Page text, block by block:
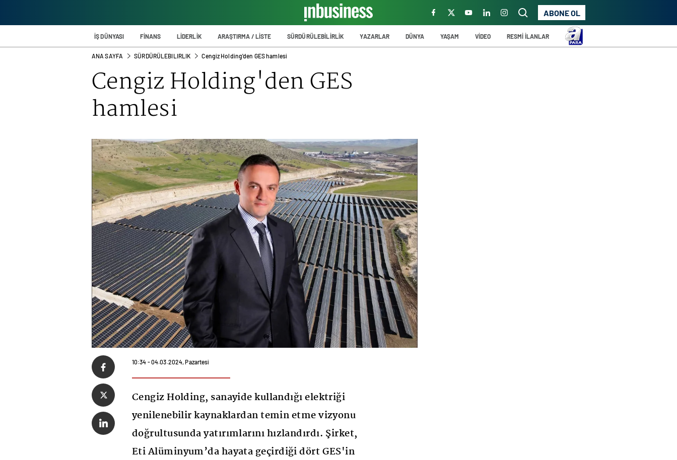
ABONE OL
İŞ DÜNYASI FİNANS LİDERLİK ARAŞTIRMA / LİSTE SÜRDÜRÜLEBİLİRLİK YAZARLAR DÜNYA YAŞAM VİDEO RESMİ İLANLAR
ANA SAYFA SÜRDÜRÜLEBILIRLIK Cengiz Holding'den GES hamlesi
Cengiz Holding'den GES
hamlesi
10:34 - 04.03.2024, Pazartesi
Cengiz Holding, sanayide kullandığı elektriği
yenilenebilir kaynaklardan temin etme vizyonu
doğrultusunda yatırımlarını hızlandırdı. Şirket,
Eti Alüminyum’da hayata geçirdiği dört GES'in